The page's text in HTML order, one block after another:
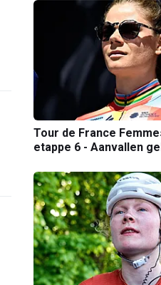
Tour de France
etappe 6 - Aanvallen